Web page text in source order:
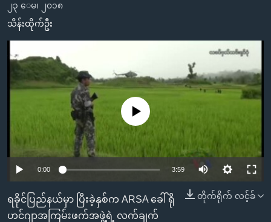
သို့
ကျော်
ရန်
ကျော်
ကြည့်
ရှာဖွေ
အစ္စရေး-ပါလက်စတိုင်း
အင်္ဂလိပ်စာလေ့လာမယ်
မကြေးမုံရဲ့ အင်္ဂလိပ်စာ
ရုပ်ရှင်ထဲက အင်္ဂလိပ်စာ
သုတပဒေသာ အင်္ဂလိပ်စာ
ရေဒီယို
တီဗွီ
ရေဒီယိုနှင့်ရုပ်သံ အချက်အလက်များ
ရေဒီယို/တီဗွီအစီအစဉ်
Learning English
ဗွီအိုအေ လူမှုကွန်ယက်များ
ဘာသာစကားများ
၂၃ ေမ၊ ၂၀၁၈
သိန်းထိုက်ဦး
No media source currently available
0:00 3:59
တိုက်ရိုက် လင့်ခ်
ရခိုင်ပြည်နယ်မှာ ပြီးခဲ့နှစ်က ARSA ခေါ် ရို
ဟင်ဂျာအကြမ်းဖက်အဖွဲ့ရဲ့ လက်ချက်